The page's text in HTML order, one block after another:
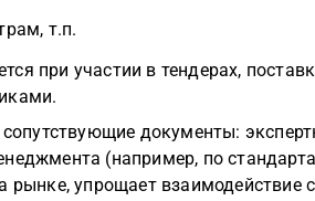
т.п.
при участии в тендерах,
документы:
(например, по
рынке, упрощает взаимодействие с